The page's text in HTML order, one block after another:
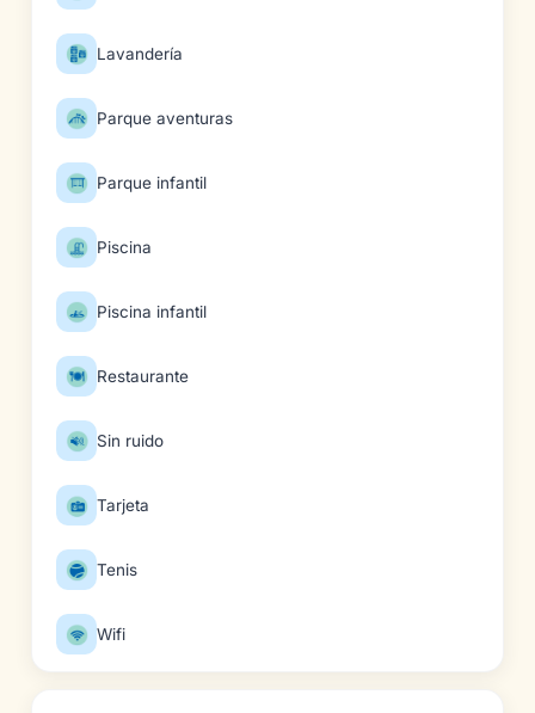
Lavandería
Parque aventuras
Parque infantil
Piscina
Piscina infantil
Restaurante
Sin ruido
Tarjeta
Tenis
Wifi